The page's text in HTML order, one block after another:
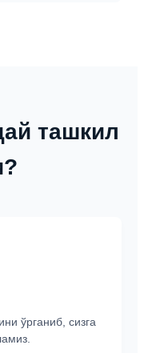
ташкил
ўрганиб, сизга